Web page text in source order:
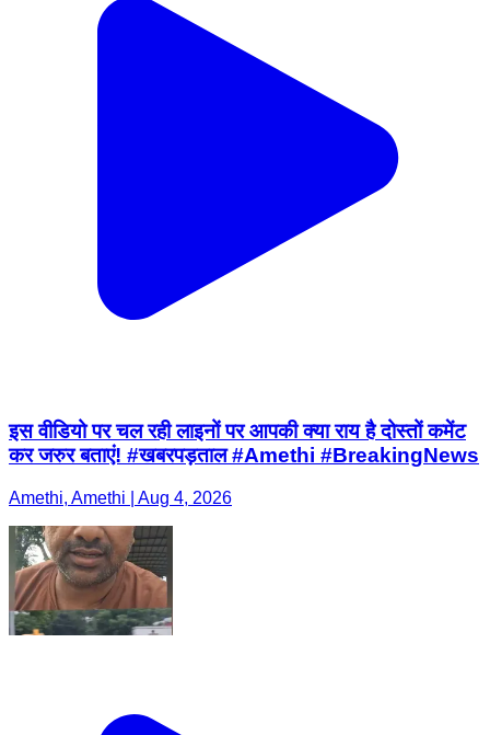
इस वीडियो पर चल रही लाइनों पर आपकी क्या राय है दोस्तों कमेंट
कर जरुर बताएं! #खबरपड़ताल #Amethi #BreakingNews
Amethi, Amethi | Aug 4, 2026